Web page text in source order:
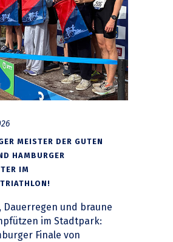
MEISTER DER GUTEN
HAMBURGER
IM
Dauerregen und braune
im Stadtpark:
Finale von